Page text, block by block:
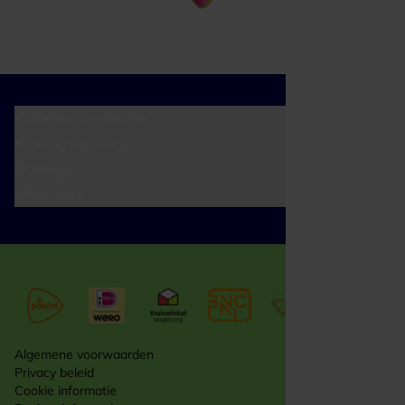
Algemene voorwaarden
Privacy beleid
Cookie informatie